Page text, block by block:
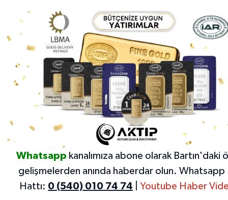
Whatsapp kanalımıza abone olarak Bartın'daki
gelişmelerden anında haberdar olun. Whatsapp
Hattı: 0 (540) 010 74 74 Youtube Haber